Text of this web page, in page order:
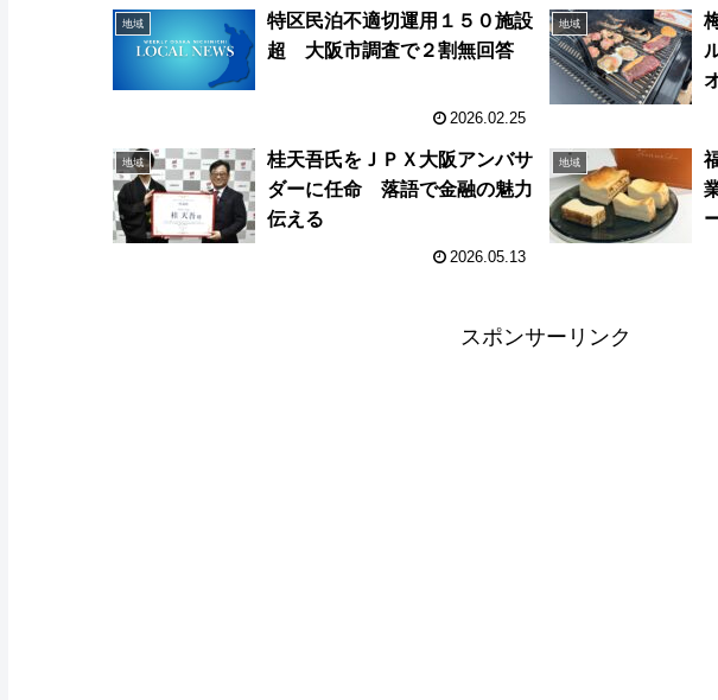
地域
特区民泊不適切運用１５０施設
超 大阪市調査で２割無回答
2026.02.25
地域
地域
桂天吾氏をＪＰＸ大阪アンバサ
ダーに任命 落語で金融の魅力
伝える
2026.05.13
地域
スポンサーリンク